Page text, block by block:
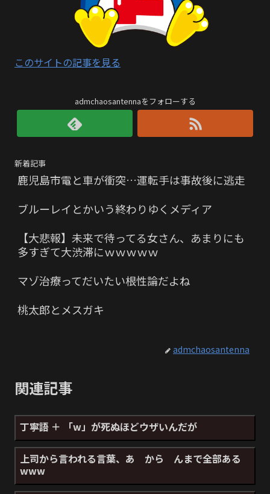
このサイトの記事を見る
admchaosantennaをフォローする
新着記事
鹿児島市電と車が衝突…運転手は事故後に逃走
ブルーレイとかいう終わりゆくメディア
【大悲報】未来で待ってる女さん、あまりにも
多すぎて大渋滞にｗｗｗｗｗ
マゾ治療ってだいたい根性論だよね
桃太郎とメスガキ
admchaosantenna
関連記事
丁寧語 ＋ 「w」が死ぬほどウザいんだが
上司から言われる言葉、あ から んまで全部ある
www